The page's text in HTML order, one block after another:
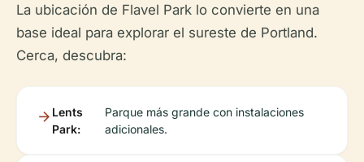
La ubicación de Flavel Park lo convierte en una
base ideal para explorar el sureste de Portland.
Cerca, descubra:
Lents
Park:
Parque más grande con instalaciones
adicionales.